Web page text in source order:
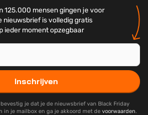
125.000 mensen gingen je voor
nieuwsbrief is volledig gratis
ieder moment opzegbaar
Inschrijven
je dat je de nieuwsbrief van Black Friday
in je mailbox en ga je akkoord met de voorwaarden.